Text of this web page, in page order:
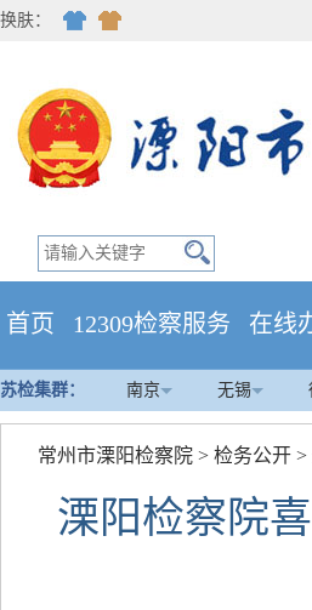
换肤：
首页 12309检察服务 在线
苏检集群： 南京 无锡
常州市溧阳检察院 > 检务公开 >
溧阳检察院